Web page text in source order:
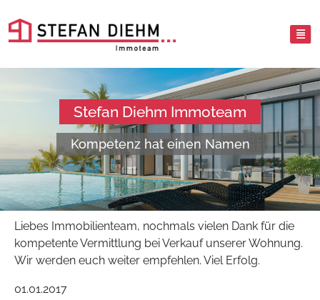
Stefan Diehm Immoteam
Kompetenz hat einen Namen
Liebes Immobilienteam, nochmals vielen Dank für die
kompetente Vermittlung bei Verkauf unserer Wohnung.
Wir werden euch weiter empfehlen. Viel Erfolg.
01.01.2017